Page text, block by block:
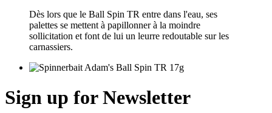
Dès lors que le Ball Spin TR entre dans l'eau, ses
palettes se mettent à papillonner à la moindre
sollicitation et font de lui un leurre redoutable sur les
carnassiers.
Sign up for Newsletter